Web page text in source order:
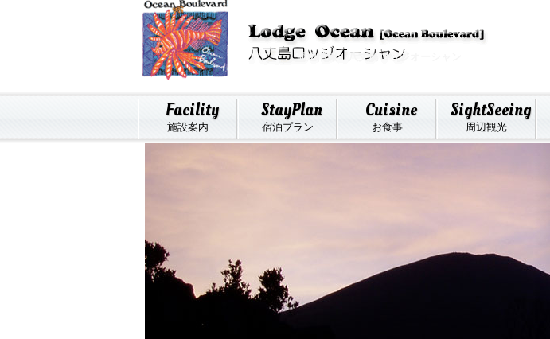
周辺情報 八丈島ロッジオーシャン
Facility
施設案内
StayPlan
宿泊プラン
Cuisine
お食事
SightSeeing
周辺観光